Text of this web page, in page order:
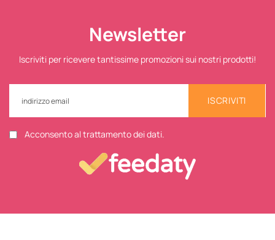
Newsletter
Iscriviti per ricevere tantissime promozioni sui nostri prodotti!
ISCRIVITI
Acconsento al trattamento dei dati.